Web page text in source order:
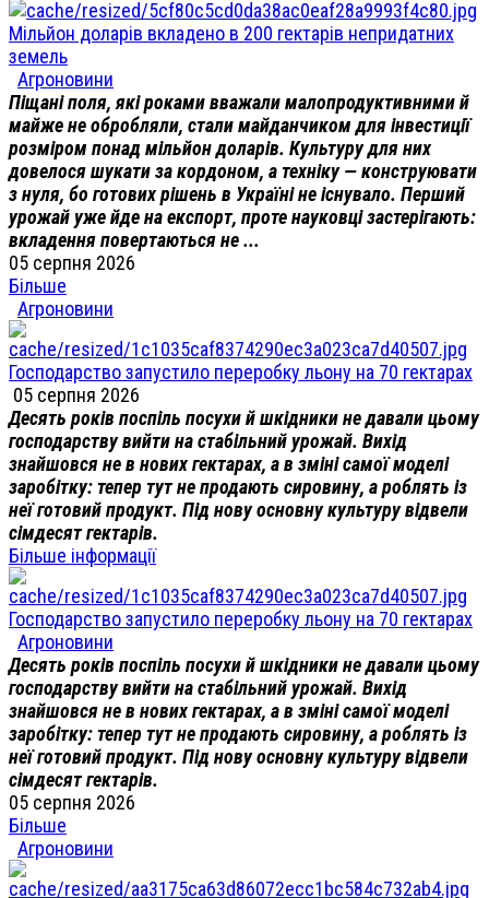
Мільйон доларів вкладено в 200 гектарів непридатних
земель
Агроновини
Піщані поля, які роками вважали малопродуктивними й
майже не обробляли, стали майданчиком для інвестиції
розміром понад мільйон доларів. Культуру для них
довелося шукати за кордоном, а техніку — конструювати
з нуля, бо готових рішень в Україні не існувало. Перший
урожай уже йде на експорт, проте науковці застерігають:
вкладення повертаються не ...
05 серпня 2026
Більше
Агроновини
Господарство запустило переробку льону на 70 гектарах
05 серпня 2026
Десять років поспіль посухи й шкідники не давали цьому
господарству вийти на стабільний урожай. Вихід
знайшовся не в нових гектарах, а в зміні самої моделі
заробітку: тепер тут не продають сировину, а роблять із
неї готовий продукт. Під нову основну культуру відвели
сімдесят гектарів.
Більше інформації
Господарство запустило переробку льону на 70 гектарах
Агроновини
Десять років поспіль посухи й шкідники не давали цьому
господарству вийти на стабільний урожай. Вихід
знайшовся не в нових гектарах, а в зміні самої моделі
заробітку: тепер тут не продають сировину, а роблять із
неї готовий продукт. Під нову основну культуру відвели
сімдесят гектарів.
05 серпня 2026
Більше
Агроновини